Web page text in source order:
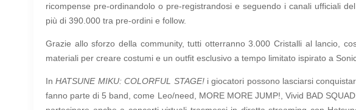
ricompense pre-ordinandolo o pre-registrandosi e seguendo i canali ufficiali
più di 390.000 tra pre-ordini e follow.
Grazie allo sforzo della community, tutti otterranno 3.000 Cristalli al lancio,
materiali per creare costumi e un outfit esclusivo a tempo limitato ispirato a
InHATSUNE MIKU: COLORFUL STAGE!i giocatori possono lasciarsi
fanno parte di 5 band, come Leo/need, MORE MORE JUMP!, Vivid BAD